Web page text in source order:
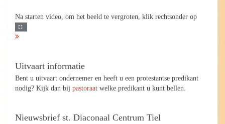
Na starten video, om het beeld te vergroten, klik rechtsonder op
Uitvaart informatie
Bent u uitvaart ondernemer en heeft u een protestantse predikant
nodig? Kijk dan bij pastoraat welke predikant u kunt bellen.
Nieuwsbrief st. Diaconaal Centrum Tiel